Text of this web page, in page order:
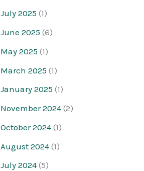
July 2025 (1)
June 2025 (6)
May 2025 (1)
March 2025 (1)
January 2025 (1)
November 2024 (2)
October 2024 (1)
August 2024 (1)
July 2024 (5)